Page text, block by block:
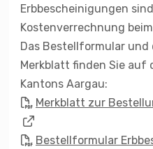
Erbbescheinigungen
Kostenverrechnung
Das Bestellformular und
Merkblatt finden Sie auf
Kantons Aargau:
Merkblatt zur
Bestellformular